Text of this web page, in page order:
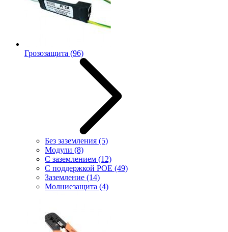
Грозозащита (96)
Без заземления (5)
Модули (8)
С заземлением (12)
С поддержкой POE (49)
Заземление (14)
Молниезащита (4)